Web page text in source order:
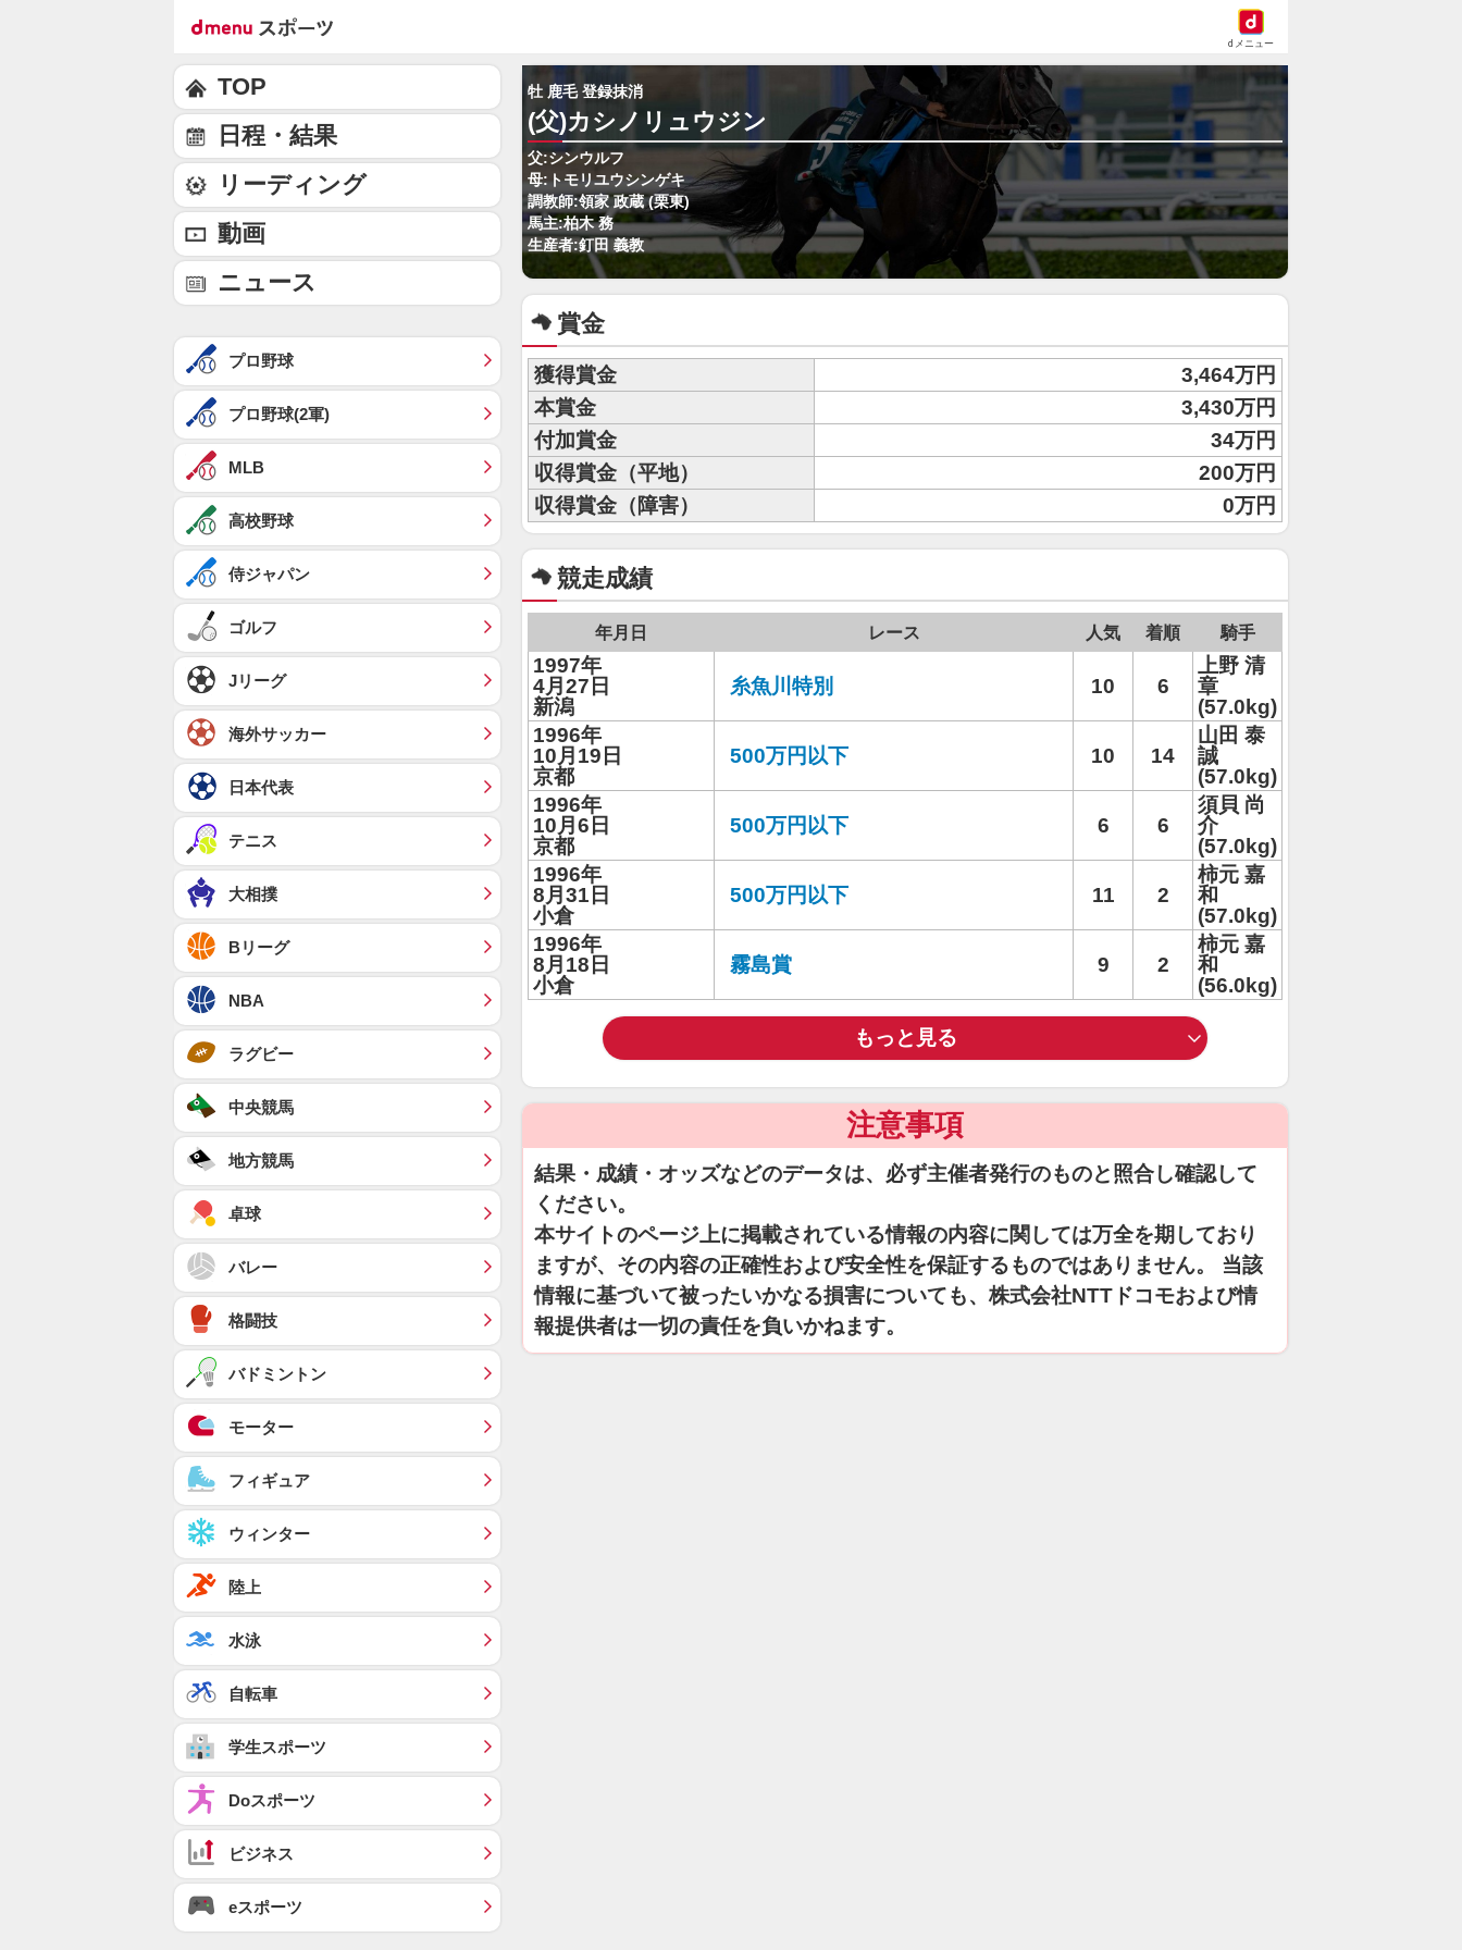
dメニュー
牡 鹿毛 登録抹消
(父)カシノリュウジン
父:シンウルフ
母:トモリユウシンゲキ
調教師:領家 政蔵 (栗東)
馬主:柏木 務
生産者:釘田 義教
賞金
獲得賞金
3,464万円
本賞金
3,430万円
付加賞金
34万円
収得賞金（平地）
200万円
収得賞金（障害）
0万円
競走成績
年月日 レース 人気 着順 騎手
1997年
4月27日
新潟
糸魚川特別 10 6
上野 清
章
(57.0kg)
1996年
10月19日
京都
500万円以下 10 14
山田 泰
誠
(57.0kg)
1996年
10月6日
京都
500万円以下 6 6
須貝 尚
介
(57.0kg)
1996年
8月31日
小倉
500万円以下 11 2
柿元 嘉
和
(57.0kg)
1996年
8月18日
小倉
霧島賞 9 2
柿元 嘉
和
(56.0kg)
もっと見る
注意事項
結果・成績・オッズなどのデータは、必ず主催者発行のものと照合し確認して
ください。
本サイトのページ上に掲載されている情報の内容に関しては万全を期しており
ますが、その内容の正確性および安全性を保証するものではありません。 当該
情報に基づいて被ったいかなる損害についても、株式会社NTTドコモおよび情
報提供者は一切の責任を負いかねます。
TOP
日程・結果
リーディング
動画
ニュース
プロ野球
プロ野球(2軍)
MLB
高校野球
侍ジャパン
ゴルフ
Jリーグ
海外サッカー
日本代表
テニス
大相撲
Bリーグ
NBA
ラグビー
中央競馬
地方競馬
卓球
バレー
格闘技
バドミントン
モーター
フィギュア
ウィンター
陸上
水泳
自転車
学生スポーツ
Doスポーツ
ビジネス
eスポーツ